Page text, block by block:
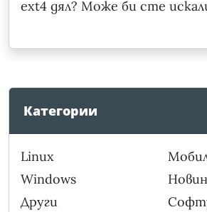
ext4 дял? Може би сте
Категории
Linux
Windows
Други